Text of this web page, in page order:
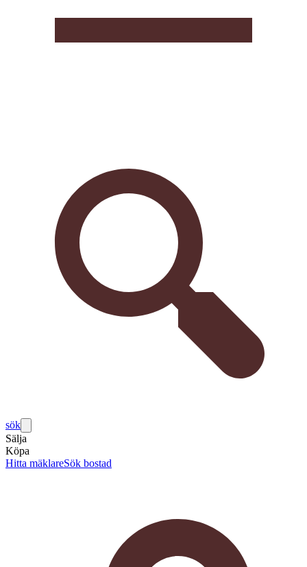
sök
Sälja
Köpa
Hitta mäklareSök bostad